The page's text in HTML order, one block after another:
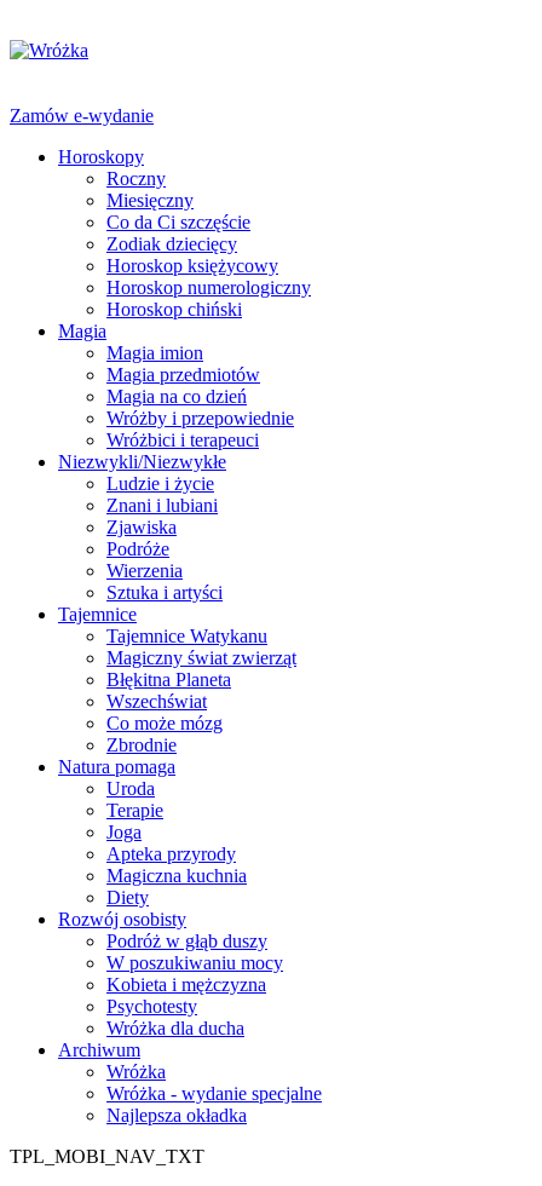
Zamów e-wydanie
Horoskopy
Roczny
Miesięczny
Co da Ci szczęście
Zodiak dziecięcy
Horoskop księżycowy
Horoskop numerologiczny
Horoskop chiński
Magia
Magia imion
Magia przedmiotów
Magia na co dzień
Wróżby i przepowiednie
Wróżbici i terapeuci
Niezwykli/Niezwykłe
Ludzie i życie
Znani i lubiani
Zjawiska
Podróże
Wierzenia
Sztuka i artyści
Tajemnice
Tajemnice Watykanu
Magiczny świat zwierząt
Błękitna Planeta
Wszechświat
Co może mózg
Zbrodnie
Natura pomaga
Uroda
Terapie
Joga
Apteka przyrody
Magiczna kuchnia
Diety
Rozwój osobisty
Podróż w głąb duszy
W poszukiwaniu mocy
Kobieta i mężczyzna
Psychotesty
Wróżka dla ducha
Archiwum
Wróżka
Wróżka - wydanie specjalne
Najlepsza okładka
TPL_MOBI_NAV_TXT